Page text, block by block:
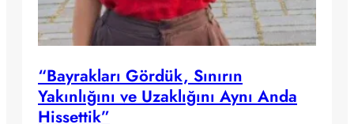
“Bayrakları Gördük, Sınırın
Yakınlığını ve Uzaklığını Aynı Anda
Hissettik”